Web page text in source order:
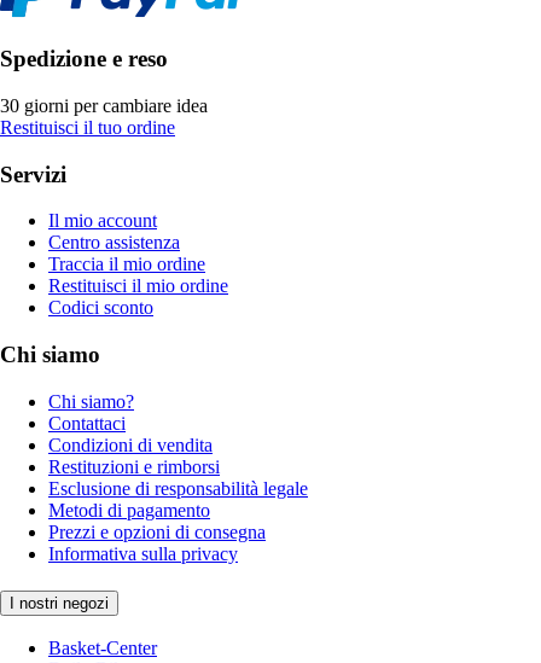
Spedizione e reso
30 giorni per cambiare idea
Restituisci il tuo ordine
Servizi
Il mio account
Centro assistenza
Traccia il mio ordine
Restituisci il mio ordine
Codici sconto
Chi siamo
Chi siamo?
Contattaci
Condizioni di vendita
Restituzioni e rimborsi
Esclusione di responsabilità legale
Metodi di pagamento
Prezzi e opzioni di consegna
Informativa sulla privacy
I nostri negozi
Basket-Center